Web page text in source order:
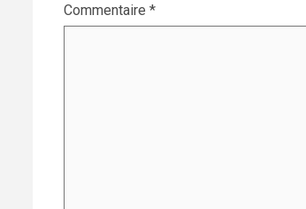
Commentaire *